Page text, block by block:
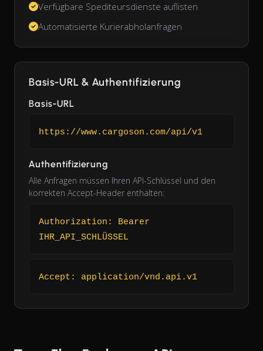
Verfügbare Spediteursdienste auflisten
Automatisierte Kurierabholanfragen
Basis-URL & Authentifizierung
Basis-URL
https://www.cargoson.com/api/v1
Authentifizierung
Alle Anfragen müssen Ihren API-Schlüssel und den
korrekten Accept-Header enthalten:
Authorization: Bearer
IHR_API_SCHLÜSSEL
Accept: application/vnd.api.v1